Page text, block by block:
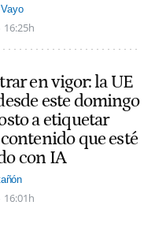
16:25h
en vigor: la UE
este domingo
a etiquetar
que esté
con IA
16:01h